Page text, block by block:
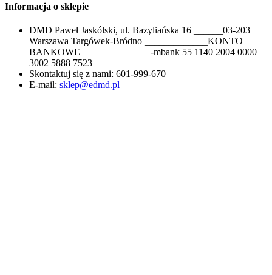
Informacja o sklepie
DMD Paweł Jaskólski, ul. Bazyliańska 16 ______03-203
Warszawa Targówek-Bródno _____________KONTO
BANKOWE______________ -mbank 55 1140 2004 0000
3002 5888 7523
Skontaktuj się z nami: 601-999-670
E-mail: sklep@edmd.pl